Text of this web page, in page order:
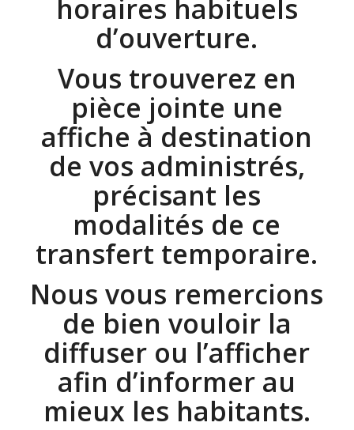
horaires habituels
d’ouverture.
Vous trouverez en
pièce jointe une
affiche à destination
de vos administrés,
précisant les
modalités de ce
transfert temporaire.
Nous vous remercions
de bien vouloir la
diffuser ou l’afficher
afin d’informer au
mieux les habitants.